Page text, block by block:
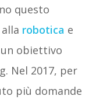
questo
alla robotica e
obiettivo
Nel 2017, per
più domande